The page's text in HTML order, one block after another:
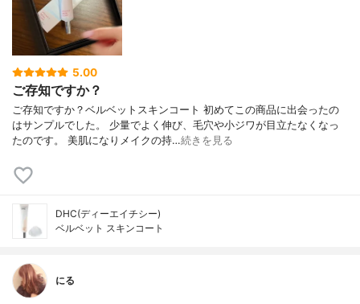
5.00
ご存知ですか？
ご存知ですか？ベルベットスキンコート 初めてこの商品に出会ったの
はサンプルでした。 少量でよく伸び、毛穴や小ジワが目立たなくなっ
たのです。 美肌になりメイクの持…続きを見る
DHC(ディーエイチシー)
ベルベット スキンコート
にる